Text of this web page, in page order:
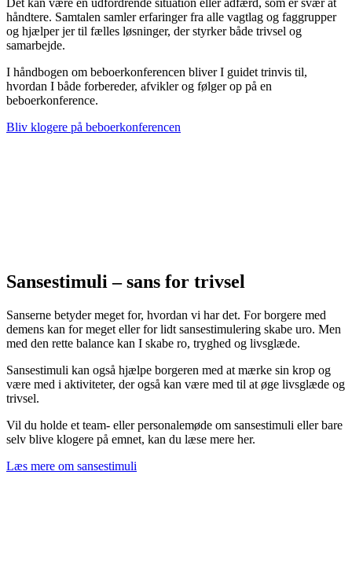
Det kan være en udfordrende situation eller adfærd, som er svær at
håndtere. Samtalen samler erfaringer fra alle vagtlag og faggrupper
og hjælper jer til fælles løsninger, der styrker både trivsel og
samarbejde.
I håndbogen om beboerkonferencen bliver I guidet trinvis til,
hvordan I både forbereder, afvikler og følger op på en
beboerkonference.
Bliv klogere på beboerkonferencen
Sansestimuli – sans for trivsel
Sanserne betyder meget for, hvordan vi har det. For borgere med
demens kan for meget eller for lidt sansestimulering skabe uro. Men
med den rette balance kan I skabe ro, tryghed og livsglæde.
Sansestimuli kan også hjælpe borgeren med at mærke sin krop og
være med i aktiviteter, der også kan være med til at øge livsglæde og
trivsel.
Vil du holde et team- eller personalemøde om sansestimuli eller bare
selv blive klogere på emnet, kan du læse mere her.
Læs mere om sansestimuli